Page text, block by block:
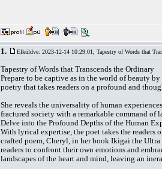
1. Elküldve: 2023-12-14 10:29:01, Tapestry of Words that
Tapestry of Words that Transcends the Ordinary
Prepare to be captive as in the world of beauty
poetry that takes readers on a profound and
She reveals the universality of human
fractured society with a remarkable command of
Delve into the Profound Depths of the Human
With lyrical expertise, the poet takes the readers
crafted poem, Cheryl, in her book Ikigai the
readers to confront their own emotions and
landscapes of the heart and mind, leaving an